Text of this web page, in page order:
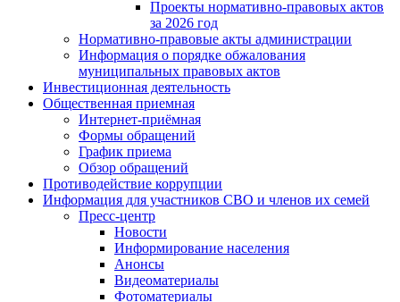
Проекты нормативно-правовых актов
за 2026 год
Нормативно-правовые акты администрации
Информация о порядке обжалования
муниципальных правовых актов
Инвестиционная деятельность
Общественная приемная
Интернет-приёмная
Формы обращений
График приема
Обзор обращений
Противодействие коррупции
Информация для участников СВО и членов их семей
Пресс-центр
Новости
Информирование населения
Анонсы
Видеоматериалы
Фотоматериалы